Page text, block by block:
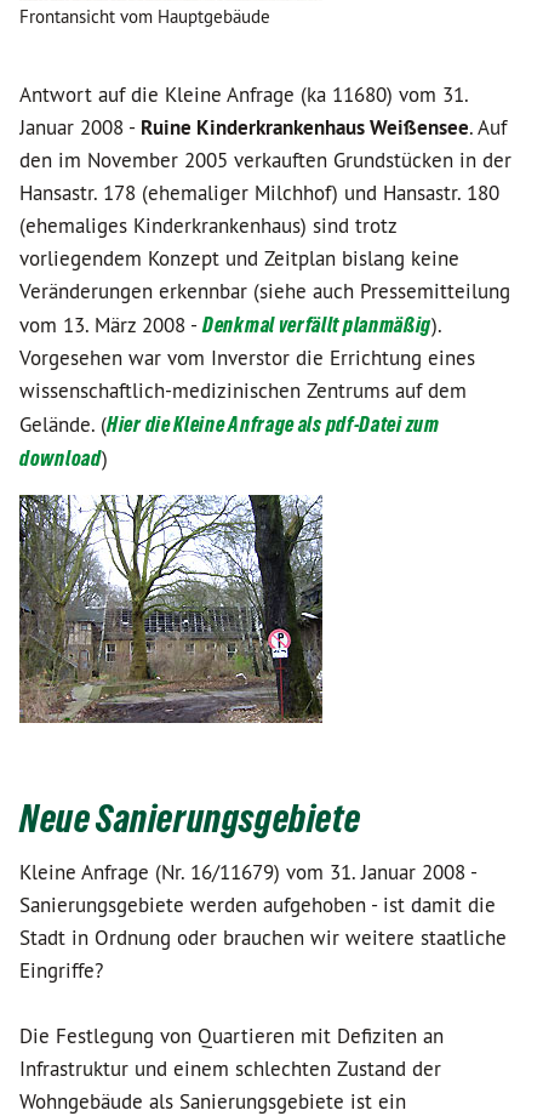
Frontansicht vom Hauptgebäude
Antwort auf die Kleine Anfrage (ka 11680) vom 31.
Januar 2008 - Ruine Kinderkrankenhaus Weißensee. Auf
den im November 2005 verkauften Grundstücken in der
Hansastr. 178 (ehemaliger Milchhof) und Hansastr. 180
(ehemaliges Kinderkrankenhaus) sind trotz
vorliegendem Konzept und Zeitplan bislang keine
Veränderungen erkennbar (siehe auch Pressemitteilung
vom 13. März 2008 -Denkmal verfällt planmäßig).
Vorgesehen war vom Inverstor die Errichtung eines
wissenschaftlich-medizinischen Zentrums auf dem
Gelände. (Hier die Kleine Anfrage als pdf-Datei zum
download)
Neue Sanierungsgebiete
Kleine Anfrage (Nr. 16/11679) vom 31. Januar 2008 -
Sanierungsgebiete werden aufgehoben - ist damit die
Stadt in Ordnung oder brauchen wir weitere staatliche
Eingriffe?
Die Festlegung von Quartieren mit Defiziten an
Infrastruktur und einem schlechten Zustand der
Wohngebäude als Sanierungsgebiete ist ein